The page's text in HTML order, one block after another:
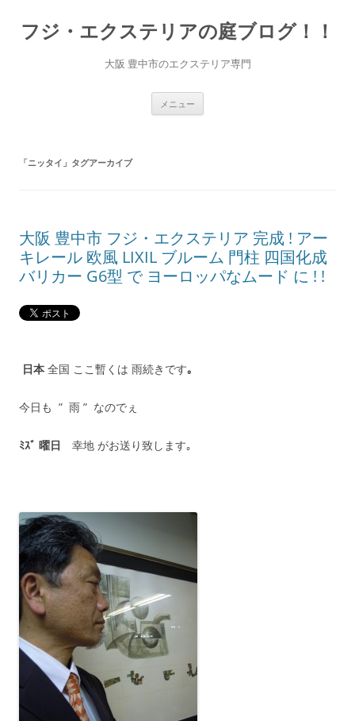
テ
ン
フジ・エクステリアの庭ブログ！！
大阪 豊中市のエクステリア専門
メニュー
「ニッタイ 」タグアーカイブ
大阪 豊中市 フジ・エクステリア 完成 ! アー
キレール 欧風 LIXIL ブルーム 門柱 四国化成
バリカー G6型 で ヨーロッパなムード に ! !
日本 全国 ここ暫くは 雨続きです｡
今日も ” 雨 ” なのでぇ
ﾐｽﾞ 曜日 幸地 がお送り致します｡